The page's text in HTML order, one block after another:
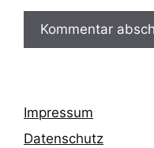
Impressum
Datenschutz